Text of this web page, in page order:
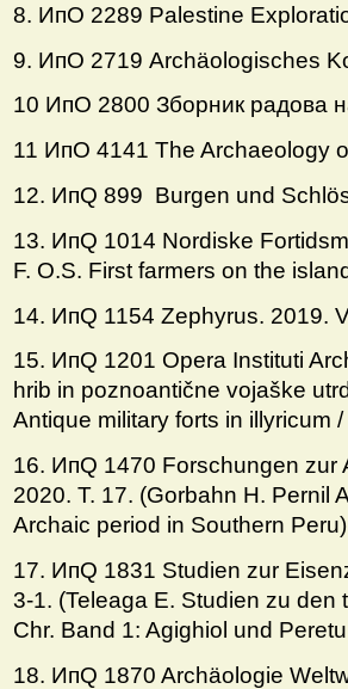
8. ИпО 2289 Palestine
9. ИпО 2719 Archäologisches
10 ИпO 2800 Зборник радова
11 ИпO 4141 The Archaeology
12. ИпQ 899 Burgen und
13. ИпQ 1014 Nordiske
F. O.S. First farmers on the
14. ИпQ 1154 Zephyrus. 2019.
15. ИпQ 1201 Opera Instituti
hrib in poznoantične vojaške
Antique military forts in illyricum
16. ИпQ 1470 Forschungen zur
2020. T. 17. (Gorbahn H. Pernil
Archaic period in Southern Peru)
17. ИпQ 1831 Studien zur
3-1. (Teleaga E. Studien zu
Chr. Band 1: Agighiol und
18. ИпQ 1870 Archäologie